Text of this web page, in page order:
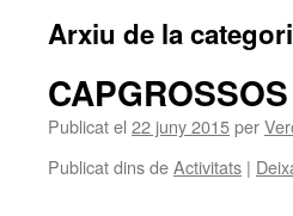
Arxiu de la
CAPGROSSOS
Publicat el 22 juny 2015per
Publicat dins deActivitats |